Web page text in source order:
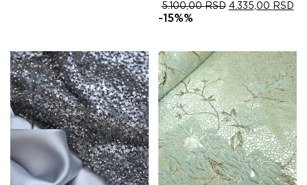
5.100,00RSD ОРИГИНАЛНА
5.100,00 RSD.
4.335,00 RSD
-15%%